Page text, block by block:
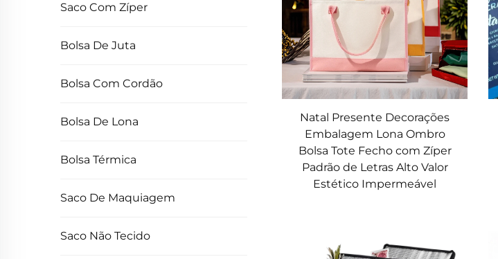
Saco Com Zíper
Bolsa De Juta
Bolsa Com Cordão
Bolsa De Lona
Bolsa Térmica
Saco De Maquiagem
Saco Não Tecido
Natal Presente Decorações
Embalagem Lona Ombro
Bolsa Tote Fecho com Zíper
Padrão de Letras Alto Valor
Estético Impermeável